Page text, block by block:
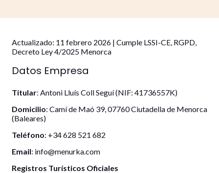
Actualizado: 11 febrero 2026 | Cumple LSSI-CE, RGPD,
Decreto Ley 4/2025 Menorca
Datos Empresa
Titular: Antoni Lluís Coll Seguí (NIF: 41736557K)
Domicilio: Camí de Maó 39, 07760 Ciutadella de Menorca
(Baleares)
Teléfono: +34 628 521 682
Email: info@menurka.com
Registros Turísticos Oficiales